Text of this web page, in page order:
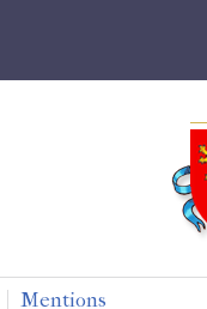
Mentions